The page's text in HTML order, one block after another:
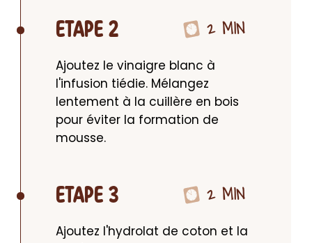
ETAPE 2 2 MIN
Ajoutez le vinaigre blanc à
l'infusion tiédie. Mélangez
lentement à la cuillère en bois
pour éviter la formation de
mousse.
ETAPE 3 2 MIN
Ajoutez l'hydrolat de coton et la